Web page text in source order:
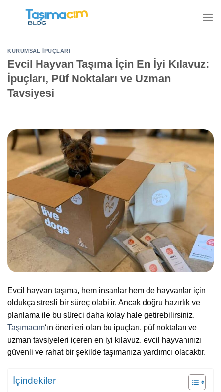
KURUMSAL İPUÇLARI
Evcil Hayvan Taşıma İçin En İyi Kılavuz:
İpuçları, Püf Noktaları ve Uzman
Tavsiyesi
Evcil hayvan taşıma, hem insanlar hem de hayvanlar için
oldukça stresli bir süreç olabilir. Ancak doğru hazırlık ve
planlama ile bu süreci daha kolay hale getirebilirsiniz.
Taşımacım‘ın önerileri olan bu ipuçları, püf noktaları ve
uzman tavsiyeleri içeren en iyi kılavuz, evcil hayvanınızı
güvenli ve rahat bir şekilde taşımanıza yardımcı olacaktır.
İçindekiler